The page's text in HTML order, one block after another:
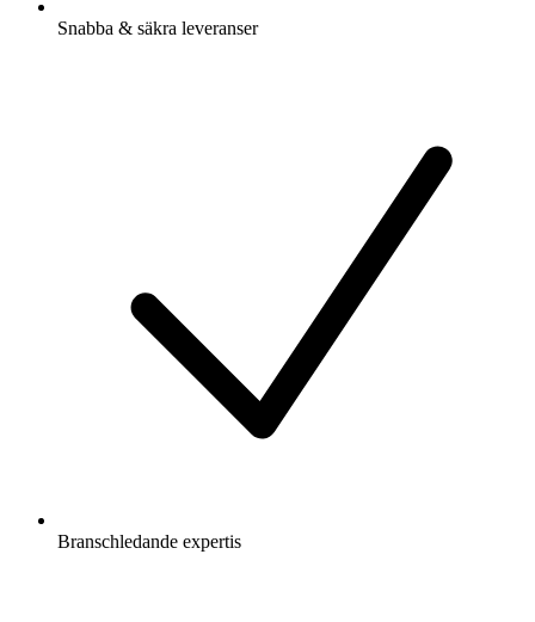
Snabba & säkra leveranser
Branschledande expertis